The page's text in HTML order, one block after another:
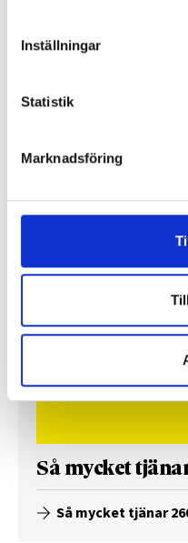
Inställningar
Statistik
Marknadsföring
Lönerna –
Så mycket
Så mycket tjänar